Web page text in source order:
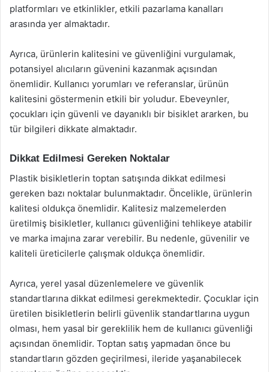
platformları ve etkinlikler, etkili pazarlama kanalları
arasında yer almaktadır.
Ayrıca, ürünlerin kalitesini ve güvenliğini vurgulamak,
potansiyel alıcıların güvenini kazanmak açısından
önemlidir. Kullanıcı yorumları ve referanslar, ürünün
kalitesini göstermenin etkili bir yoludur. Ebeveynler,
çocukları için güvenli ve dayanıklı bir bisiklet ararken, bu
tür bilgileri dikkate almaktadır.
Dikkat Edilmesi Gereken Noktalar
Plastik bisikletlerin toptan satışında dikkat edilmesi
gereken bazı noktalar bulunmaktadır. Öncelikle, ürünlerin
kalitesi oldukça önemlidir. Kalitesiz malzemelerden
üretilmiş bisikletler, kullanıcı güvenliğini tehlikeye atabilir
ve marka imajına zarar verebilir. Bu nedenle, güvenilir ve
kaliteli üreticilerle çalışmak oldukça önemlidir.
Ayrıca, yerel yasal düzenlemelere ve güvenlik
standartlarına dikkat edilmesi gerekmektedir. Çocuklar için
üretilen bisikletlerin belirli güvenlik standartlarına uygun
olması, hem yasal bir gereklilik hem de kullanıcı güvenliği
açısından önemlidir. Toptan satış yapmadan önce bu
standartların gözden geçirilmesi, ileride yaşanabilecek